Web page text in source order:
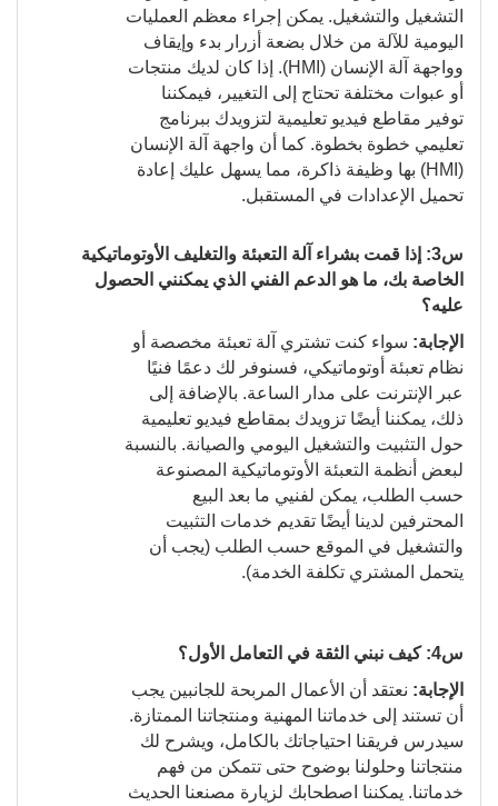
التشغيل والتشغيل. يمكن إجراء معظم العمليات
اليومية للآلة من خلال بضعة أزرار بدء وإيقاف
وواجهة آلة الإنسان (HMI). إذا كان لديك منتجات
أو عبوات مختلفة تحتاج إلى التغيير، فيمكننا
توفير مقاطع فيديو تعليمية لتزويدك ببرنامج
تعليمي خطوة بخطوة. كما أن واجهة آلة الإنسان
(HMI) بها وظيفة ذاكرة، مما يسهل عليك إعادة
تحميل الإعدادات في المستقبل.
س3: إذا قمت بشراء آلة التعبئة والتغليف الأوتوماتيكية
الخاصة بك، ما هو الدعم الفني الذي يمكنني الحصول
عليه؟
الإجابة: سواء كنت تشتري آلة تعبئة مخصصة أو
نظام تعبئة أوتوماتيكي، فسنوفر لك دعمًا فنيًا
عبر الإنترنت على مدار الساعة. بالإضافة إلى
ذلك، يمكننا أيضًا تزويدك بمقاطع فيديو تعليمية
حول التثبيت والتشغيل اليومي والصيانة. بالنسبة
لبعض أنظمة التعبئة الأوتوماتيكية المصنوعة
حسب الطلب، يمكن لفنيي ما بعد البيع
المحترفين لدينا أيضًا تقديم خدمات التثبيت
والتشغيل في الموقع حسب الطلب (يجب أن
يتحمل المشتري تكلفة الخدمة).
س4: كيف نبني الثقة في التعامل الأول؟
الإجابة: نعتقد أن الأعمال المربحة للجانبين يجب
أن تستند إلى خدماتنا المهنية ومنتجاتنا الممتازة.
سيدرس فريقنا احتياجاتك بالكامل، ويشرح لك
منتجاتنا وحلولنا بوضوح حتى تتمكن من فهم
خدماتنا. يمكننا اصطحابك لزيارة مصنعنا الحديث